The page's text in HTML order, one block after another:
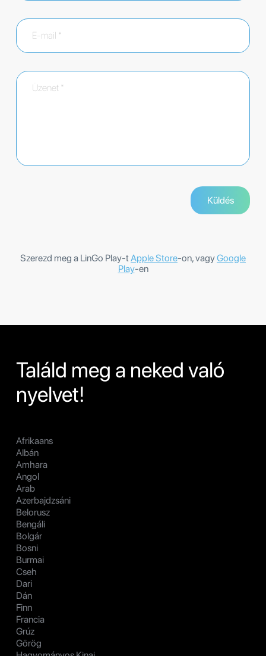
Szerezd meg a LinGo Play-tApple Store-on, vagyGoogle
Play-en
Találd meg a neked való
nyelvet!
Afrikaans
Albán
Amhara
Angol
Arab
Azerbajdzsáni
Belorusz
Bengáli
Bolgár
Bosni
Burmai
Cseh
Dari
Dán
Finn
Francia
Grúz
Görög